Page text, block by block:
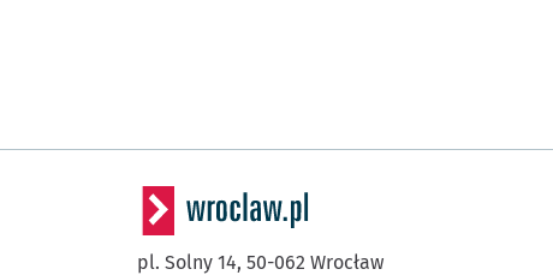
pl. Solny 14, 50-062 Wrocław